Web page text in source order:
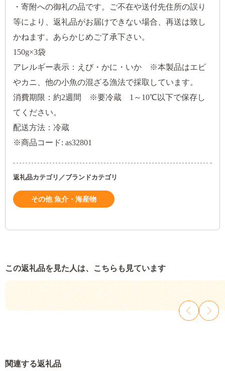
・寄附への御礼の品です。ご不在や送付先住所の誤り
等により、返礼品がお届けできない場合、再送は致し
かねます。あらかじめご了承下さい。
150g×3袋
アレルギー表示：えび・かに・いか ※本製品はエビ
やカニ、他の小魚の混ざる漁法で採取しています。
消費期限：約2週間 ※要冷蔵 1～10℃以下で保存し
てください。
配送方法：冷蔵
※商品コード: as32801
返礼品カテゴリ／ブランドカテゴリ
その他 魚介・海産物
この返礼品を見た人は、こちらも見ています
関連する返礼品